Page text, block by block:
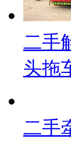
二手
头拖
二手